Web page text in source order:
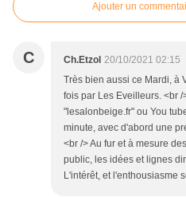
Ajouter un
C Ch.Etzol 20/10/2021 02:15
Très bien aussi ce Mardi, à
fois par Les Eveilleurs. <br
"lesalonbeige.fr" ou You
minute, avec d'abord une
<br /> Au fur et à mesure
public, les idées et lignes
L'intérêt, et l'enthousiasme